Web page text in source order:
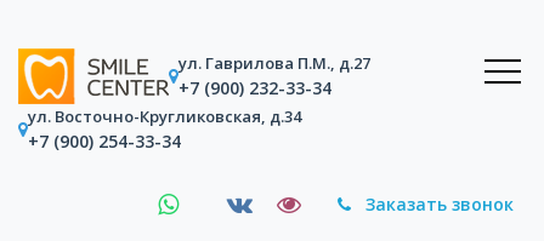
ул. Гаврилова П.М., д.27
+7 (900) 232-33-34
ул. Восточно-Кругликовская, д.34
+7 (900) 254-33-34
Заказать звонок